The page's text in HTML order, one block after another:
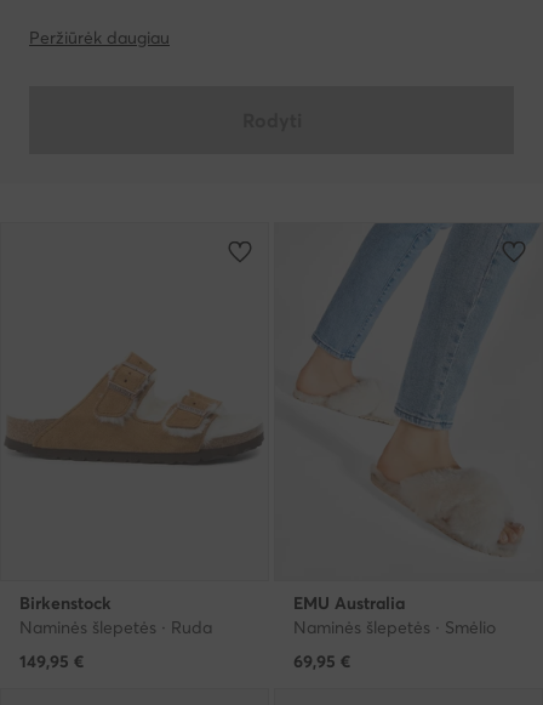
Peržiūrėk daugiau
Birkenstock
Naminės šlepetės · Ruda
149,95 €
EMU Australia
Naminės šlepetės · Smėlio
69,95 €